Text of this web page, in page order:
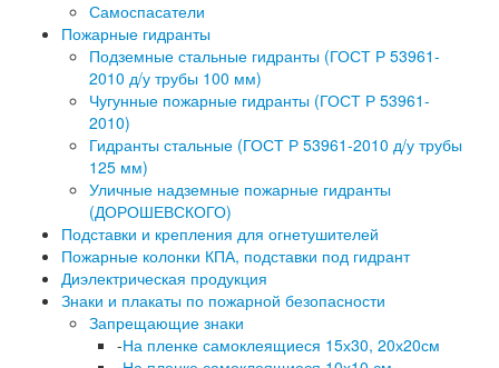
Самоспасатели
Пожарные гидранты
Подземные стальные гидранты (ГОСТ Р 53961-
2010 д/у трубы 100 мм)
Чугунные пожарные гидранты (ГОСТ Р 53961-
2010)
Гидранты стальные (ГОСТ Р 53961-2010 д/у трубы
125 мм)
Уличные надземные пожарные гидранты
(ДОРОШЕВСКОГО)
Подставки и крепления для огнетушителей
Пожарные колонки КПА, подставки под гидрант
Диэлектрическая продукция
Знаки и плакаты по пожарной безопасности
Запрещающие знаки
-На пленке самоклеящиеся 15х30, 20х20см